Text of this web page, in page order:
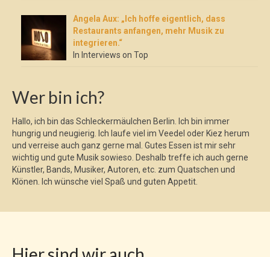
Angela Aux: „Ich hoffe eigentlich, dass
Restaurants anfangen, mehr Musik zu
integrieren.“
In Interviews on Top
Wer bin ich?
Hallo, ich bin das Schleckermäulchen Berlin. Ich bin immer
hungrig und neugierig. Ich laufe viel im Veedel oder Kiez herum
und verreise auch ganz gerne mal. Gutes Essen ist mir sehr
wichtig und gute Musik sowieso. Deshalb treffe ich auch gerne
Künstler, Bands, Musiker, Autoren, etc. zum Quatschen und
Klönen. Ich wünsche viel Spaß und guten Appetit.